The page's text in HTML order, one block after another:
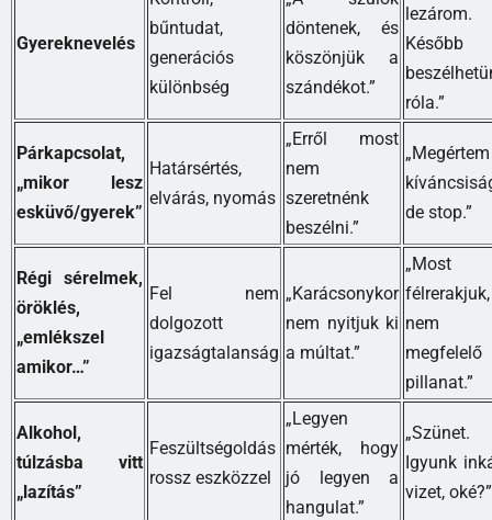
Gyereknevelés
bűntudat,
generációs
különbség
döntenek, és
köszönjük a
szándékot.”
lezárom.
Később
róla.”
Párkapcsolat,
„mikor lesz
esküvő/gyerek”
Határsértés,
elvárás, nyomás
„Erről most
nem
szeretnénk
beszélni.”
de stop.”
Régi sérelmek,
öröklés,
„emlékszel
amikor…”
Fel nem
dolgozott
igazságtalanság
„Karácsonykor
nem nyitjuk ki
a múltat.”
„Most
nem
megfelelő
pillanat.”
Alkohol,
túlzásba vitt
„lazítás”
Feszültségoldás
rossz eszközzel
„Legyen
mérték, hogy
jó legyen a
hangulat.”
„Szünet.
Igyunk
vizet, oké?”